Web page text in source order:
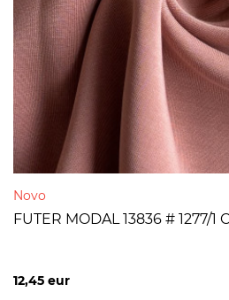
Novo
FUTER MODAL 13836 # 1277/1
12,45 eur